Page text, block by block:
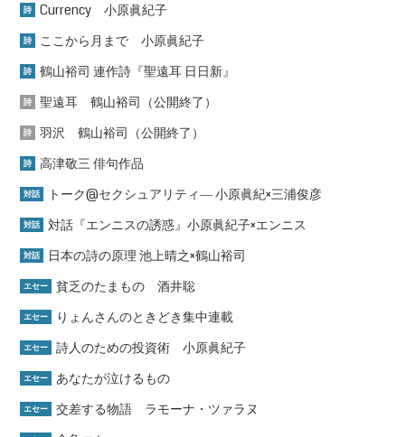
詩 Currency 小原眞紀子
詩 ここから月まで 小原眞紀子
詩 鶴山裕司 連作詩『聖遠耳 日日新』
詩 聖遠耳 鶴山裕司（公開終了）
詩 羽沢 鶴山裕司（公開終了）
詩 高津敬三 俳句作品
対話 トーク@セクシュアリティ― 小原眞紀×三浦俊彦
対話 対話『エンニスの誘惑』小原眞紀子×エンニス
対話 日本の詩の原理 池上晴之×鶴山裕司
エセー 貧乏のたまもの 酒井聡
エセー りょんさんのときどき集中連載
エセー 詩人のための投資術 小原眞紀子
エセー あなたが泣けるもの
エセー 交差する物語 ラモーナ・ツァラヌ